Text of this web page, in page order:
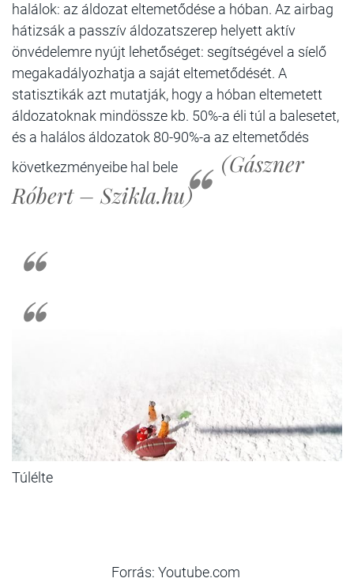
halálok: az áldozat eltemetődése a hóban. Az airbag
hátizsák a passzív áldozatszerep helyett aktív
önvédelemre nyújt lehetőséget: segítségével a síelő
megakadályozhatja a saját eltemetődését. A
statisztikák azt mutatják, hogy a hóban eltemetett
áldozatoknak mindössze kb. 50%-a éli túl a balesetet,
és a halálos áldozatok 80-90%-a az eltemetődés
következményeibe hal bele
(Gászner
Róbert – Szikla.hu)
Túlélte
Forrás: Youtube.com